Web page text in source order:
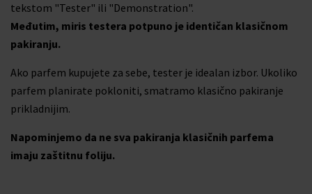
tekstom "Tester" ili "Demonstration".
Međutim, miris testera potpuno je identičan klasičnom
pakiranju.
Ako parfem kupujete za sebe, tester je idealan izbor. Ukoliko
parfem planirate pokloniti, smatramo klasično pakiranje
prikladnijim.
Napominjemo da ne sva pakiranja klasičnih parfema
imaju zaštitnu foliju.